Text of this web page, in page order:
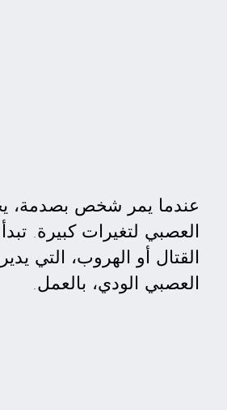
عندما يمر شخص بصدمة،
العصبي لتغيرات كبيرة.
القتال أو الهروب، التي
العصبي الودي، بالعمل.